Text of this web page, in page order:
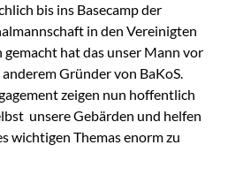
bis ins Basecamp der
in den Vereinigten
hat das unser Mann vor
Gründer von BaKoS.
zeigen nun hoffentlich
unsere Gebärden und helfen
wichtigen Themas enorm zu